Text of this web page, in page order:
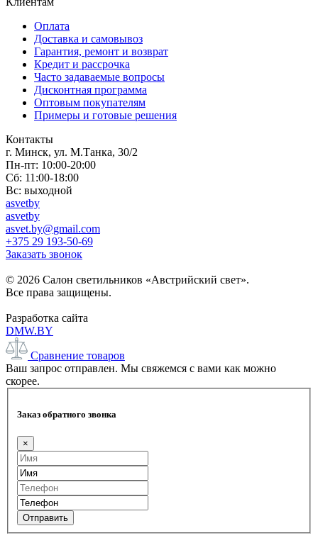
Оплата
Доставка и самовывоз
Гарантия, ремонт и возврат
Кредит и рассрочка
Часто задаваемые вопросы
Дисконтная программа
Оптовым покупателям
Примеры и готовые решения
Контакты
г. Минск, ул. М.Танка, 30/2
Пн-пт: 10:00-20:00
Сб: 11:00-18:00
Вс: выходной
asvetby
asvetby
asvet.by@gmail.com
+375 29 193-50-69
Заказать звонок
© 2026 Салон светильников «Австрийский свет».
Все права защищены.
Разработка сайта
DMW.BY
Сравнение товаров
Ваш запрос отправлен. Мы свяжемся с вами как можно
скорее.
Заказ обратного звонка
×
Отправить